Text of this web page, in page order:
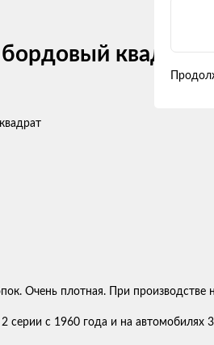
квадрат
Очень плотная. При
серии с 1960 года и на